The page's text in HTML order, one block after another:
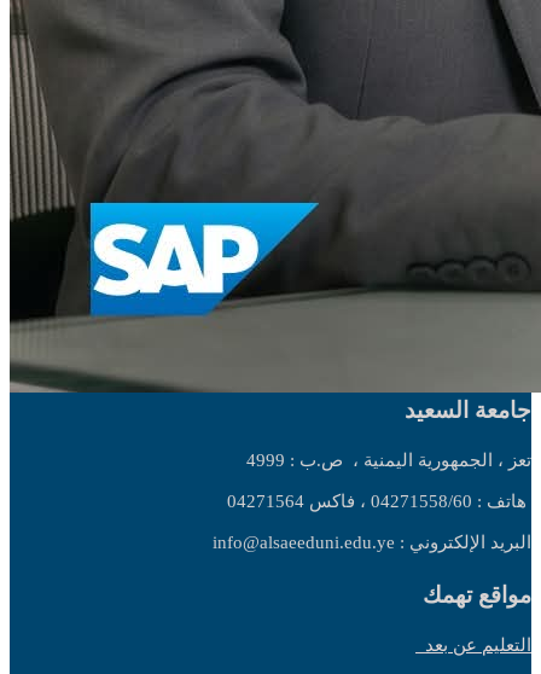
جامعة السعيد
تعز ، الجمهورية اليمنية ، ص.ب : 4999
هاتف : 04271558/60 ، فاكس 04271564
البريد الإلكتروني : info@alsaeeduni.edu.ye
مواقع تهمك
التعليم عن بعد